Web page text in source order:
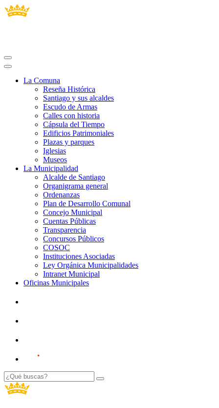
La Comuna
Reseña Histórica
Santiago y sus alcaldes
Escudo de Armas
Calles con historia
Cápsula del Tiempo
Edificios Patrimoniales
Plazas y parques
Iglesias
Museos
La Municipalidad
Alcalde de Santiago
Organigrama general
Ordenanzas
Plan de Desarrollo Comunal
Concejo Municipal
Cuentas Públicas
Transparencia
Concursos Públicos
COSOC
Instituciones Asociadas
Ley Orgánica Municipalidades
Intranet Municipal
Oficinas Municipales